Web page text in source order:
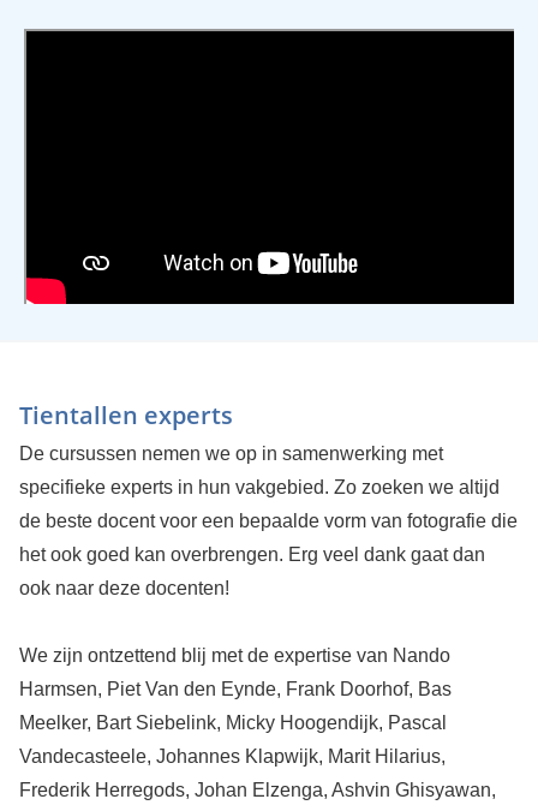
Tientallen experts
De cursussen nemen we op in samenwerking met
specifieke experts in hun vakgebied. Zo zoeken we altijd
de beste docent voor een bepaalde vorm van fotografie die
het ook goed kan overbrengen. Erg veel dank gaat dan
ook naar deze docenten!
We zijn ontzettend blij met de expertise van Nando
Harmsen, Piet Van den Eynde, Frank Doorhof, Bas
Meelker, Bart Siebelink, Micky Hoogendijk, Pascal
Vandecasteele, Johannes Klapwijk, Marit Hilarius,
Frederik Herregods, Johan Elzenga, Ashvin Ghisyawan,